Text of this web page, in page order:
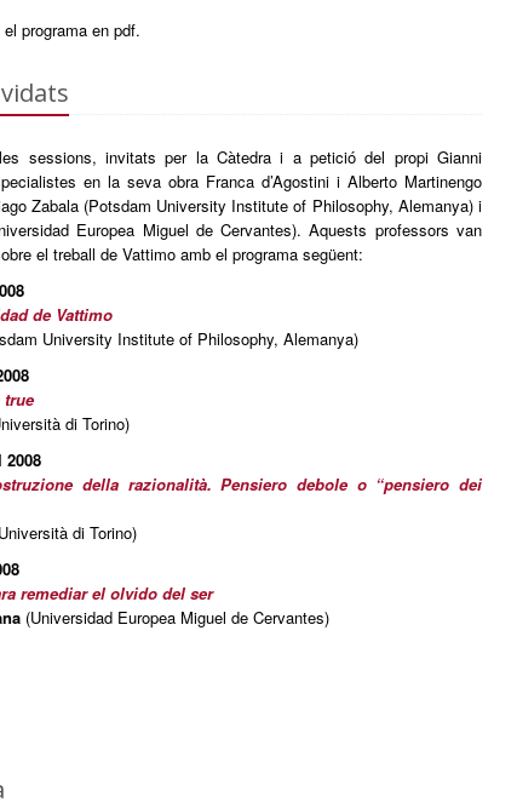
programa en pdf.
sessions, invitats per la Càtedra i a petició del propi Gianni
en la seva obra Franca d’Agostini i Alberto Martinengo
Zabala (Potsdam University Institute of Philosophy, Alemanya) i
Europea Miguel de Cervantes). Aquests professors van
el treball de Vattimo amb el programa següent:
de Vattimo
University Institute of Philosophy, Alemanya)
di Torino)
2008
della razionalità. Pensiero debole o “pensiero dei
di Torino)
remediar el olvido del ser
(Universidad Europea Miguel de Cervantes)